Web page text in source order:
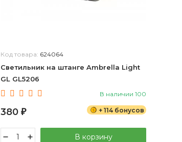
Код товара: 624064
Светильник на штанге Ambrella Light
GL GL5206
В наличии 100
380₽ + 114 бонусов
В корзину